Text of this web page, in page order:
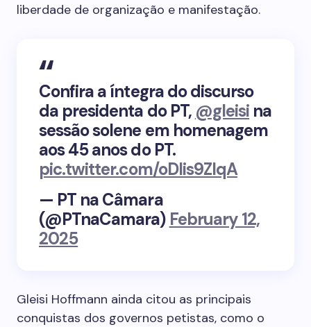
liberdade de organização e manifestação.
Confira a íntegra do discurso
da presidenta do PT, @gleisi na
sessão solene em homenagem
aos 45 anos do PT.
pic.twitter.com/oDlis9ZIqA
— PT na Câmara
(@PTnaCamara) February 12,
2025
Gleisi Hoffmann ainda citou as principais
conquistas dos governos petistas, como o